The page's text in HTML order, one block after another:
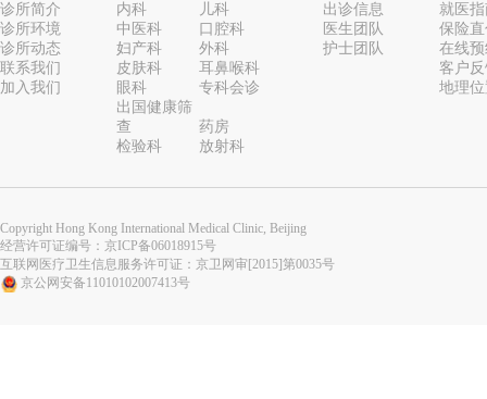
诊所简介
诊所环境
诊所动态
联系我们
加入我们
内科
儿科
中医科
口腔科
妇产科
外科
皮肤科
耳鼻喉科
眼科
专科会诊
出国健康筛
查
药房
检验科
放射科
出诊信息
医生团队
护士团队
就医
保险
在线
客户
地理
Copyright Hong Kong International Medical Clinic, Beijing
经营许可证编号： 京ICP备06018915号
互联网医疗卫生信息服务许可证：京卫网审[2015]第0035号
京公网安备11010102007413号